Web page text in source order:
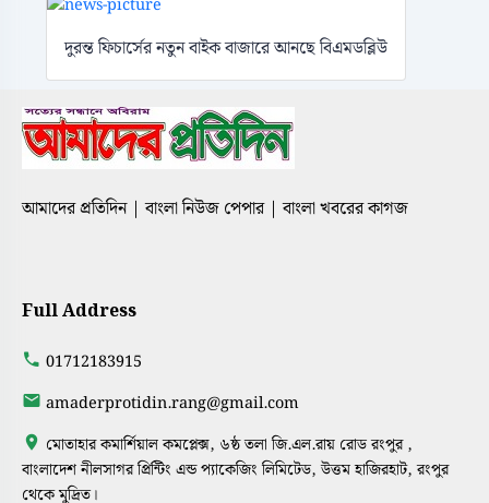
দুরন্ত ফিচার্সের নতুন বাইক বাজারে আনছে বিএমডব্লিউ
আমাদের প্রতিদিন | বাংলা নিউজ পেপার | বাংলা খবরের কাগজ
Full Address
01712183915
amaderprotidin.rang@gmail.com
মোতাহার কমার্শিয়াল কমপ্লেক্স, ৬ষ্ঠ তলা জি.এল.রায় রোড রংপুর ,
বাংলাদেশ নীলসাগর প্রিন্টিং এন্ড প্যাকেজিং লিমিটেড, উত্তম হাজিরহাট, রংপুর
থেকে মুদ্রিত।